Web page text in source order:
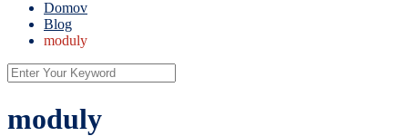
Domov
Blog
moduly
moduly